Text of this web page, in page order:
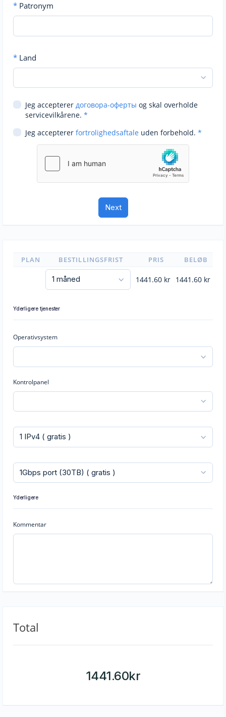
* Patronym
* Land
Jeg accepterer договора-оферты og skal overholde
servicevilkårene. *
Jeg accepterer fortrolighedsaftale uden forbehold. *
PLAN BESTILLINGSFRIST PRIS BELØB
1441.60 kr 1441.60 kr
Yderligere tjenester
Operativsystem
Kontrolpanel
Yderligere
Kommentar
Total
1441.60kr